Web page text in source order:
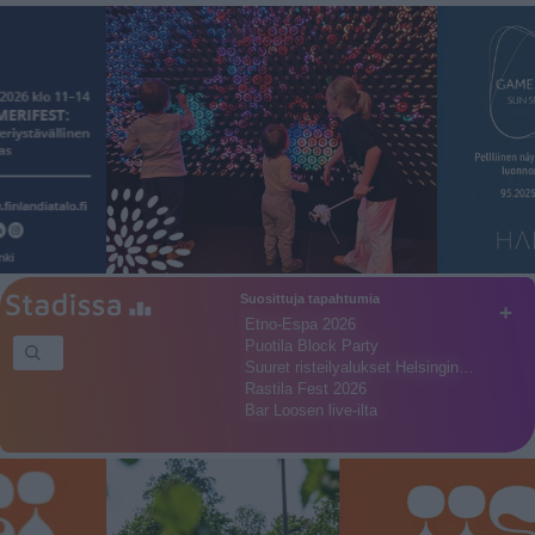
+
Suosittuja tapahtumia
Etno-Espa 2026
Puotila Block Party
Suuret risteilyalukset Helsingin…
Rastila Fest 2026
Bar Loosen live-ilta